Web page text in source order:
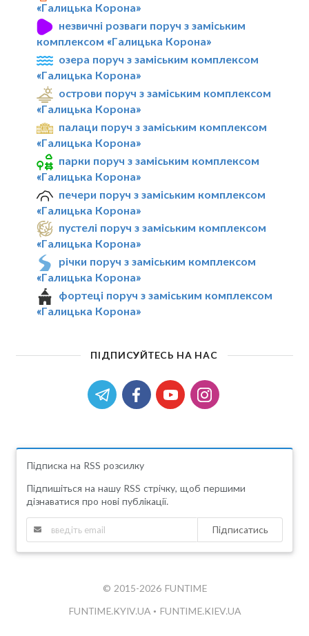
«Галицька Корона»
незвичні розваги поруч з заміським
комплексом «Галицька Корона»
озера поруч з заміським комплексом
«Галицька Корона»
острови поруч з заміським комплексом
«Галицька Корона»
палаци поруч з заміським комплексом
«Галицька Корона»
парки поруч з заміським комплексом
«Галицька Корона»
печери поруч з заміським комплексом
«Галицька Корона»
пустелі поруч з заміським комплексом
«Галицька Корона»
річки поруч з заміським комплексом
«Галицька Корона»
фортеці поруч з заміським комплексом
«Галицька Корона»
ПІДПИСУЙТЕСЬ НА НАС
Підписка на RSS розсилку
Підпишіться на нашу RSS стрічку, щоб першими
дізнаватися про нові публікації.
Підписатись
© 2015-2026 FUNTIME
FUNTIME.KYIV.UA • FUNTIME.KIEV.UA